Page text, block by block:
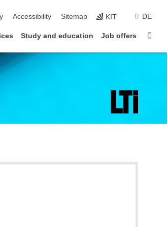
Accessibility Sitemap KIT DE
Study and education Job offers